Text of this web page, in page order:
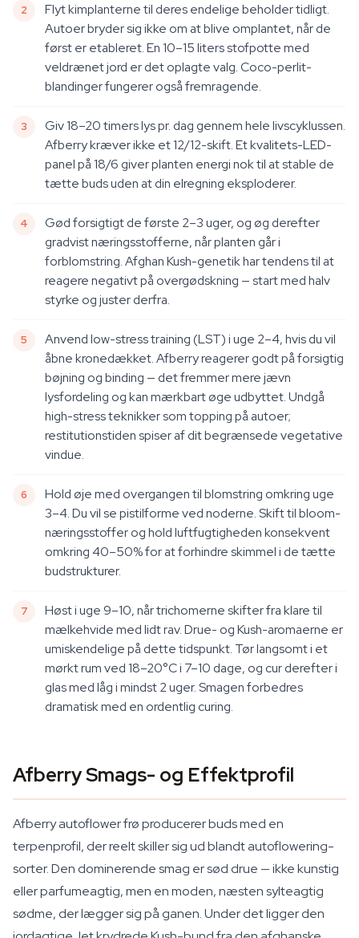
Flyt kimplanterne til deres endelige beholder tidligt.
Autoer bryder sig ikke om at blive omplantet, når de
først er etableret. En 10–15 liters stofpotte med
veldrænet jord er det oplagte valg. Coco-perlit-
blandinger fungerer også fremragende.
Giv 18–20 timers lys pr. dag gennem hele livscyklussen.
Afberry kræver ikke et 12/12-skift. Et kvalitets-LED-
panel på 18/6 giver planten energi nok til at stable de
tætte buds uden at din elregning eksploderer.
Gød forsigtigt de første 2–3 uger, og øg derefter
gradvist næringsstofferne, når planten går i
forblomstring. Afghan Kush-genetik har tendens til at
reagere negativt på overgødskning — start med halv
styrke og juster derfra.
Anvend low-stress training (LST) i uge 2–4, hvis du vil
åbne kronedækket. Afberry reagerer godt på forsigtig
bøjning og binding — det fremmer mere jævn
lysfordeling og kan mærkbart øge udbyttet. Undgå
high-stress teknikker som topping på autoer;
restitutionstiden spiser af dit begrænsede vegetative
vindue.
Hold øje med overgangen til blomstring omkring uge
3–4. Du vil se pistilforme ved noderne. Skift til bloom-
næringsstoffer og hold luftfugtigheden konsekvent
omkring 40–50% for at forhindre skimmel i de tætte
budstrukturer.
Høst i uge 9–10, når trichomerne skifter fra klare til
mælkehvide med lidt rav. Drue- og Kush-aromaerne er
umiskendelige på dette tidspunkt. Tør langsomt i et
mørkt rum ved 18–20°C i 7–10 dage, og cur derefter i
glas med låg i mindst 2 uger. Smagen forbedres
dramatisk med en ordentlig curing.
Afberry Smags- og Effektprofil
Afberry autoflower frø producerer buds med en
terpenprofil, der reelt skiller sig ud blandt autoflowering-
sorter. Den dominerende smag er sød drue — ikke kunstig
eller parfumeagtig, men en moden, næsten sylteagtig
sødme, der lægger sig på ganen. Under det ligger den